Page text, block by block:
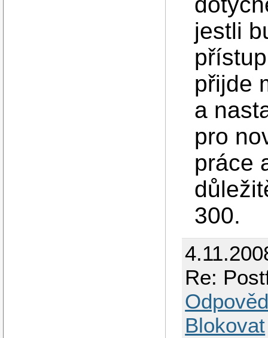
jestli
přijde
a
pro
práce
300.
Re:
Blokovat